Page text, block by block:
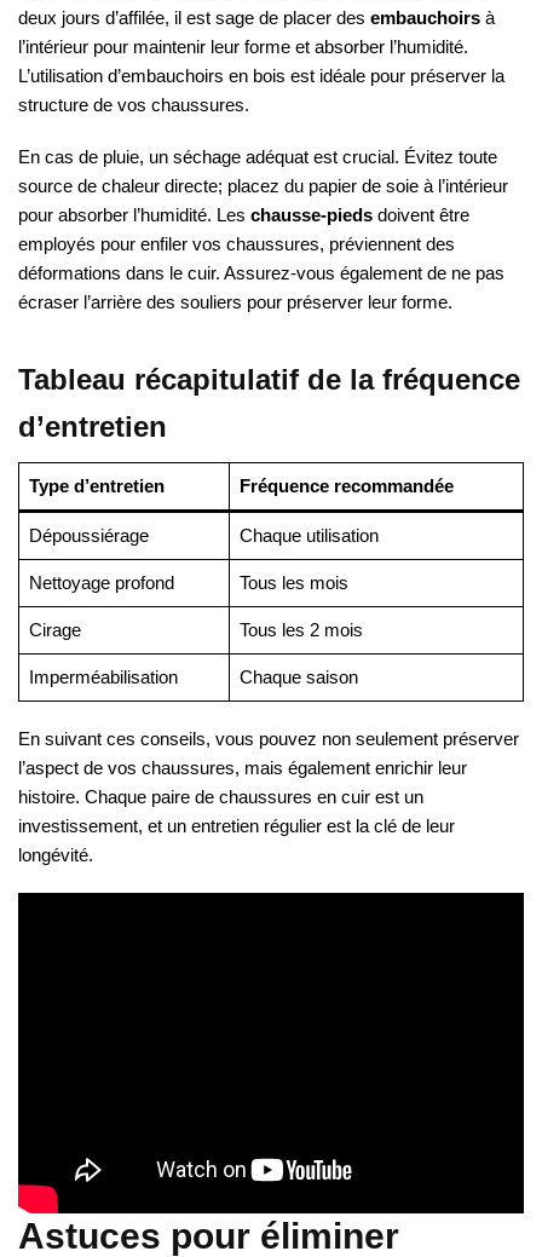
deux jours d’affilée, il est sage de placer des embauchoirs à
l’intérieur pour maintenir leur forme et absorber l’humidité.
L’utilisation d’embauchoirs en bois est idéale pour préserver la
structure de vos chaussures.
En cas de pluie, un séchage adéquat est crucial. Évitez toute
source de chaleur directe; placez du papier de soie à l’intérieur
pour absorber l’humidité. Les chausse-pieds doivent être
employés pour enfiler vos chaussures, préviennent des
déformations dans le cuir. Assurez-vous également de ne pas
écraser l’arrière des souliers pour préserver leur forme.
Tableau récapitulatif de la fréquence
d’entretien
Type d’entretien Fréquence recommandée
Dépoussiérage Chaque utilisation
Nettoyage profond Tous les mois
Cirage Tous les 2 mois
Imperméabilisation Chaque saison
En suivant ces conseils, vous pouvez non seulement préserver
l’aspect de vos chaussures, mais également enrichir leur
histoire. Chaque paire de chaussures en cuir est un
investissement, et un entretien régulier est la clé de leur
longévité.
Astuces pour éliminer